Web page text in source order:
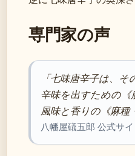
専門家の声
「七味唐辛子は、
辛味を出すための《
風味と香りの《麻種
八幡屋礒五郎 公式サイ